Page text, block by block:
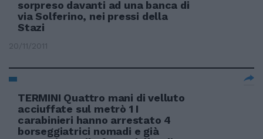
sorpreso davanti ad una banca di
via Solferino, nei pressi della
Stazi
20/11/2011
TERMINI Quattro mani di velluto
acciuffate sul metrò 1 I
carabinieri hanno arrestato 4
borseggiatrici nomadi e già